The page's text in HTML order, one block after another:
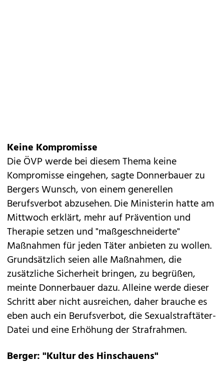
Keine Kompromisse
Die ÖVP werde bei diesem Thema keine
Kompromisse eingehen, sagte Donnerbauer zu
Bergers Wunsch, von einem generellen
Berufsverbot abzusehen. Die Ministerin hatte am
Mittwoch erklärt, mehr auf Prävention und
Therapie setzen und "maßgeschneiderte"
Maßnahmen für jeden Täter anbieten zu wollen.
Grundsätzlich seien alle Maßnahmen, die
zusätzliche Sicherheit bringen, zu begrüßen,
meinte Donnerbauer dazu. Alleine werde dieser
Schritt aber nicht ausreichen, daher brauche es
eben auch ein Berufsverbot, die Sexualstraftäter-
Datei und eine Erhöhung der Strafrahmen.
Berger:"Kultur des Hinschauens"